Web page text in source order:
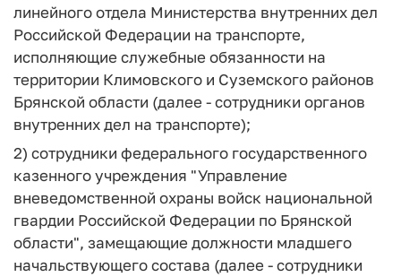
линейного отдела Министерства внутренних дел
Российской Федерации на транспорте,
исполняющие служебные обязанности на
территории Климовского и Суземского районов
Брянской области (далее - сотрудники органов
внутренних дел на транспорте);
2) сотрудники федерального государственного
казенного учреждения "Управление
вневедомственной охраны войск национальной
гвардии Российской Федерации по Брянской
области", замещающие должности младшего
начальствующего состава (далее - сотрудники